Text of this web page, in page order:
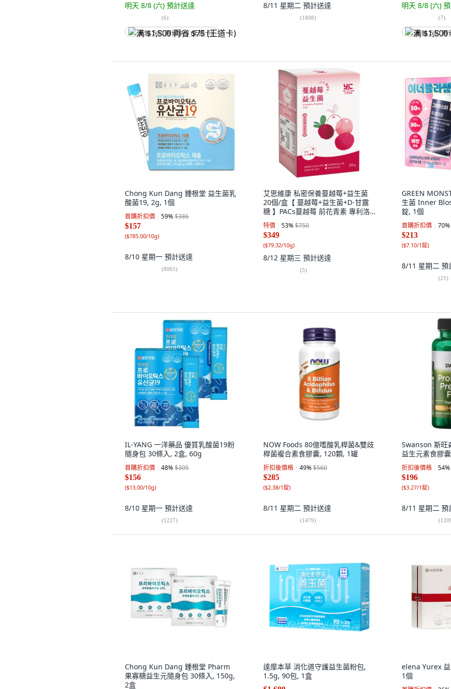
明天 8/8 (六) 預計送達
(6)
满 $1,500 再省 $75 (王道卡)
8/11 星期二 預計送達
(1808)
明天 8/8 (六)
(7)
满 $1,500 再
Chong Kun Dang 鍾根堂 益生菌乳
酸菌19, 2g, 1個
首購折扣價 59%$386
$157
($785.00/10g)
8/10 星期一 預計送達
(8061)
艾思維康 私密保養蔓越莓+益生菌
20個/盒【 蔓越莓+益生菌+D-甘露
糖 】PACs蔓越莓 前花青素 專利洛
神花萼 彈力蛋白 玻尿酸 粉包好攜
帶, 2.2g, 20個
特價 53%$750
$349
($79.32/10g)
8/12 星期三 預計送達
(5)
GREEN
生菌 Inner
錠, 1個
首購折扣價 70%
$213
($7.10/1錠)
8/11 星期二 預
(21)
IL-YANG 一洋藥品 優質乳酸菌19粉
隨身包 30條入, 2盒, 60g
首購折扣價 48%$305
$156
($13.00/10g)
8/10 星期一 預計送達
(1227)
NOW Foods 80億嗜酸乳桿菌&雙歧
桿菌複合素食膠囊, 120顆, 1罐
折扣後價格 49%$560
$285
($2.38/1錠)
8/11 星期二 預計送達
(1479)
Swanson 斯旺
益生元素食膠
折扣後價格 54%
$196
($3.27/1錠)
8/11 星期二 預
(
Chong Kun Dang 鍾根堂 Pharm
果寡糖益生元隨身包 30條入, 150g,
2盒
達摩本草 消化道守護益生菌粉包,
1.5g, 90包, 1盒
elena Yurex
1個